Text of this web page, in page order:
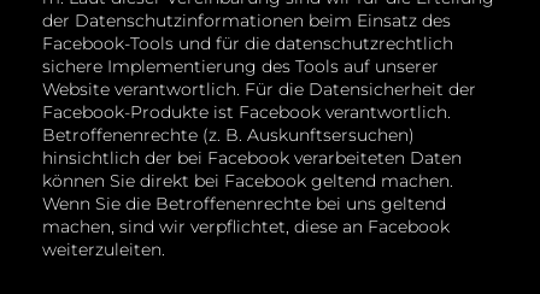
der Datenschutzinformationen beim Einsatz des
Facebook-Tools und für die datenschutzrechtlich
sichere Implementierung des Tools auf unserer
Website verantwortlich. Für die Datensicherheit der
Facebook-Produkte ist Facebook verantwortlich.
Betroffenenrechte (z. B. Auskunftsersuchen)
hinsichtlich der bei Facebook verarbeiteten Daten
können Sie direkt bei Facebook geltend machen.
Wenn Sie die Betroffenenrechte bei uns geltend
machen, sind wir verpflichtet, diese an Facebook
weiterzuleiten.